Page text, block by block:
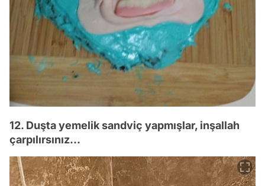
12. Duşta yemelik sandviç yapmışlar, inşallah
çarpılırsınız...